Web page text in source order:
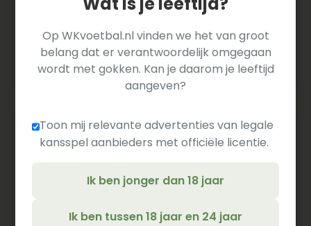
1
DR Congo 3 1 1 1 1
Oezbekistan 3 0 0 3 -9
Groep L
Engeland 3 2
Kroatië 3 2 0
Op WKvoetbal.nl vinden we het van groot
belang dat er verantwoordelijk omgegaan
wordt met gokken. Kan je daarom je leeftijd
aangeven?
Toon mij relevante advertenties van legale
kansspel aanbieders met officiële licentie.
Ik ben jonger dan 18 jaar
Ik ben tussen 18 jaar en 24 jaar